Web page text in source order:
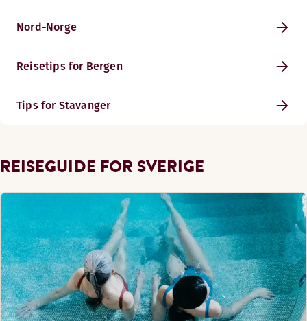
Nord-Norge
Reisetips for Bergen
Tips for Stavanger
REISEGUIDE FOR SVERIGE